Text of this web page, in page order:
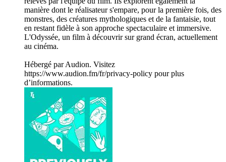
manière dont le réalisateur s'empare, pour la première fois, des
monstres, des créatures mythologiques et de la fantaisie, tout
en restant fidèle à son approche spectaculaire et immersive.
L'Odyssée, un film à découvrir sur grand écran, actuellement
au cinéma.
Hébergé par Audion. Visitez
https://www.audion.fm/fr/privacy-policy pour plus
d’informations.